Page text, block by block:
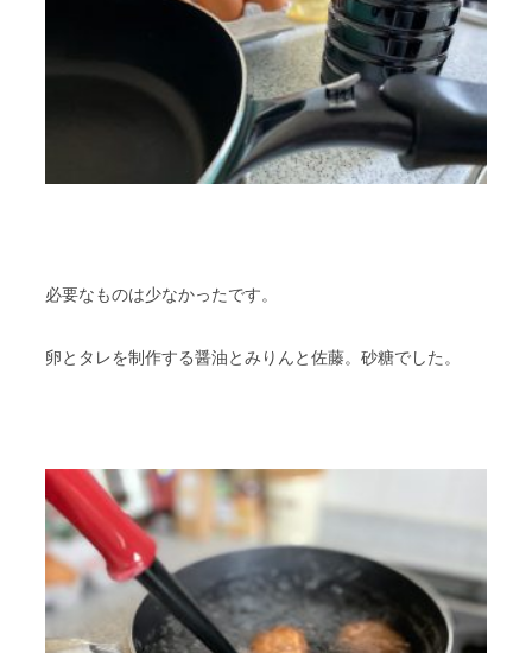
必要なものは少なかったです。
卵とタレを制作する醤油とみりんと佐藤。砂糖でした。